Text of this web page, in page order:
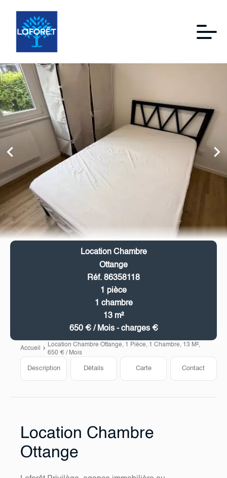
Location Chambre
Ottange
Réf. 86358118
1 pièce
1 chambre
13 m²
650 € / Mois - charges €
Accueil
Location Chambre Ottange, 1 Pièce, 1 Chambre, 13 M²,
650 € / Mois
Description Détails Carte Contact
Location Chambre
Ottange